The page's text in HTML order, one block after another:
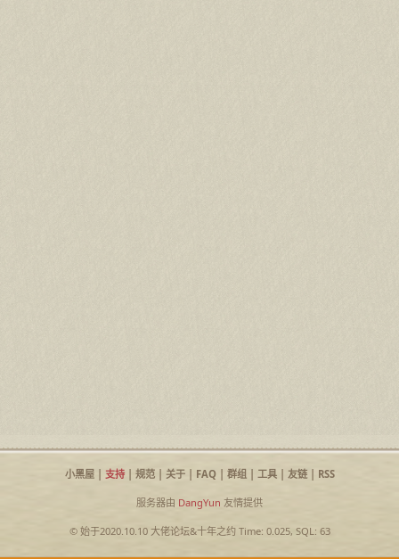
小黑屋| 支持| 规范| 关于| FAQ| 群组| 工具| 友链| RSS
服务器由 DangYun 友情提供
© 始于2020.10.10 大佬论坛&十年之约Time: 0.025, SQL: 63